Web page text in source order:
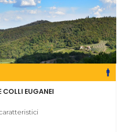
COLLI EUGANEI